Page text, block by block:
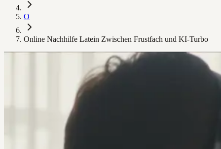
O
Online Nachhilfe Latein Zwischen Frustfach und KI-Turbo